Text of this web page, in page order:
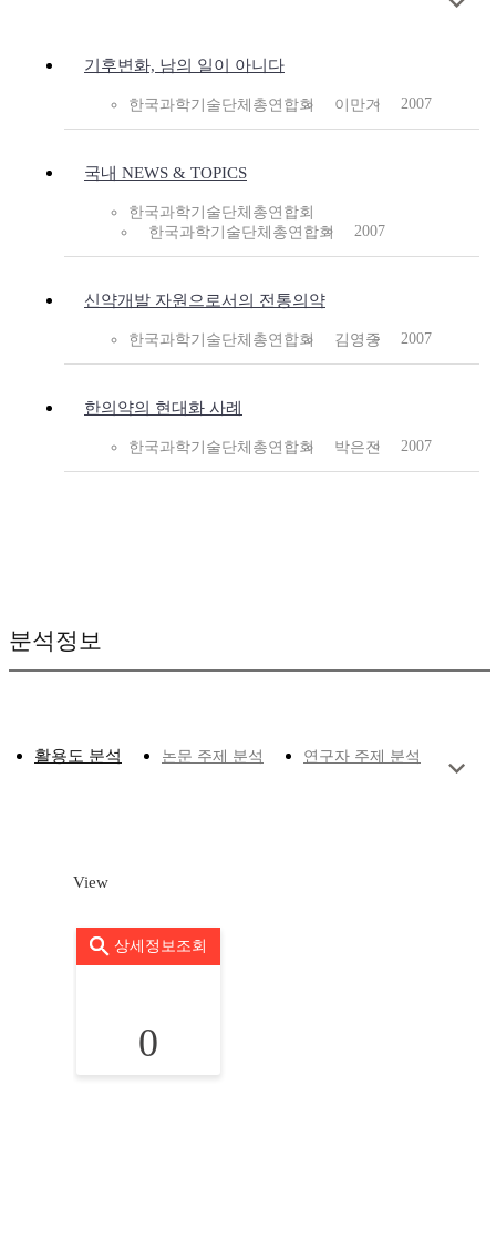
기후변화, 남의 일이 아니다
한국과학기술단체총연합회 이만기 2007
국내 NEWS & TOPICS
한국과학기술단체총연합회
한국과학기술단체총연합회
2007
신약개발 자원으로서의 전통의약
한국과학기술단체총연합회 김영중 2007
한의약의 현대화 사례
한국과학기술단체총연합회 박은진 2007
분석정보
활용도 분석 논문 주제 분석 연구자 주제 분석
View
상세정보조회
0